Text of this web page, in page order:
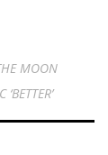
MOON